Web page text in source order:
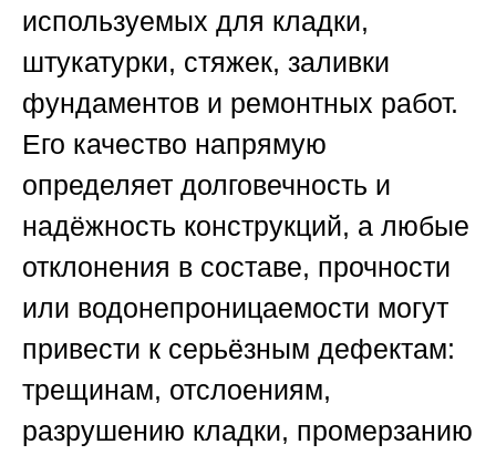
используемых для кладки,
штукатурки, стяжек, заливки
фундаментов и ремонтных работ.
Его качество напрямую
определяет долговечность и
надёжность конструкций, а любые
отклонения в составе, прочности
или водонепроницаемости могут
привести к серьёзным дефектам:
трещинам, отслоениям,
разрушению кладки, промерзанию